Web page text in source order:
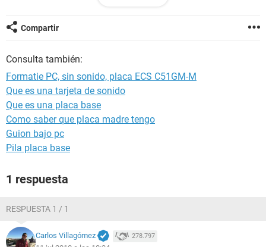
Sitio Webhttp://www.lavalys.com/
Tipo de informe Asistente de informes
Generador luis
Sistema operativo Microsoft Windows XP Professional
5.1.2600 (WinXP Retail)
Fecha 2010-07-10
Hora 12:49
--------[ Resumen ]------------------------------------------------------------------------------
-----------------------
Ordenador:
DirectX 4.09.00.0904 (DirectX 9.0c)
Nombre del sistema PERSONAL-E9E0D4
Nombre de usuario luis
Compartir
Consulta también:
Formatie PC, sin sonido, placa ECS C51GM-M
Que es una tarjeta de sonido
Que es una placa base
Como saber que placa madre tengo
Guion bajo pc
Pila placa base
1 respuesta
RESPUESTA 1 / 1
Carlos Villagómez 278.797